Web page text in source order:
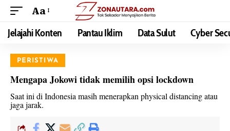
Aa
Jelajahi Konten Pantau Iklim Data Sulut Cyber
PERISTIWA
Mengapa Jokowi tidak memilih opsi lockdown
Saat ini di Indonesia masih menerapkan physical distancing atau
jaga jarak.